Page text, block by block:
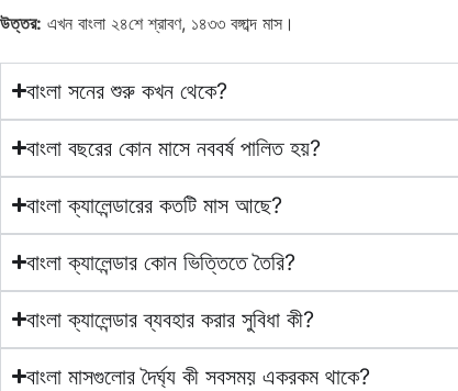
উত্তর: এখন বাংলা ২৪শে শ্রাবণ, ১৪৩৩ বঙ্গাব্দ মাস।
বাংলা সনের শুরু কখন থেকে?
বাংলা বছরের কোন মাসে নববর্ষ পালিত হয়?
বাংলা ক্যালেন্ডারের কতটি মাস আছে?
বাংলা ক্যালেন্ডার কোন ভিত্তিতে তৈরি?
বাংলা ক্যালেন্ডার ব্যবহার করার সুবিধা কী?
বাংলা মাসগুলোর দৈর্ঘ্য কী সবসময় একরকম থাকে?